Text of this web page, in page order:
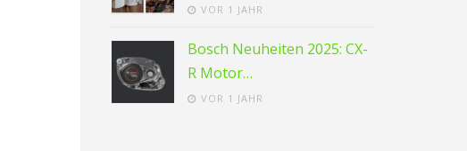
VOR 1 JAHR
Bosch Neuheiten 2025: CX-
R Motor…
VOR 1 JAHR